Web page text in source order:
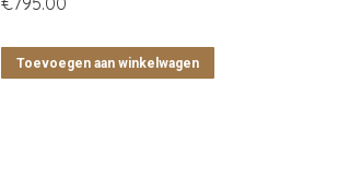
Toevoegen aan winkelwagen